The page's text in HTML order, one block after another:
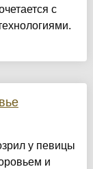
с
у певицы
и